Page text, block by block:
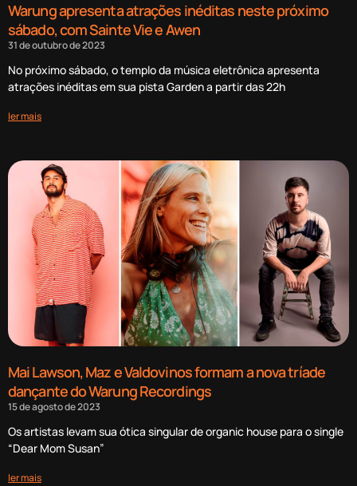
Warung apresenta atrações inéditas neste próximo
sábado, com Sainte Vie e Awen
31 de outubro de 2023
No próximo sábado, o templo da música eletrônica apresenta
atrações inéditas em sua pista Garden a partir das 22h
ler mais
Mai Lawson, Maz e Valdovinos formam a nova tríade
dançante do Warung Recordings
15 de agosto de 2023
Os artistas levam sua ótica singular de organic house para o single
“Dear Mom Susan”
ler mais